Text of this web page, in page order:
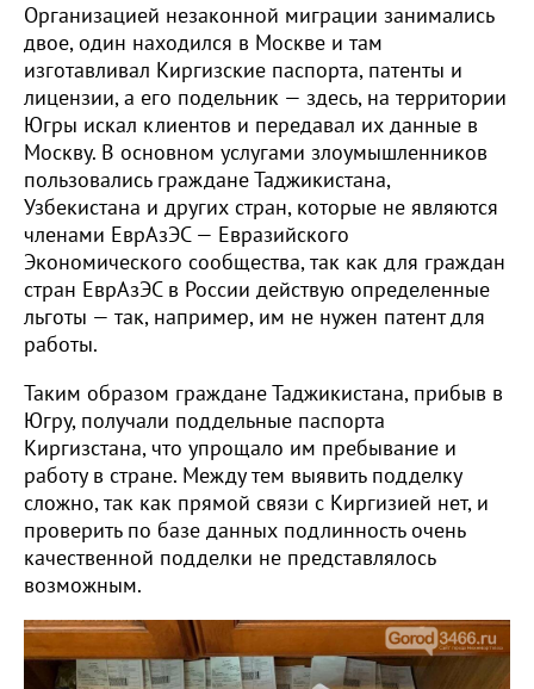
Организацией незаконной миграции занимались
двое, один находился в Москве и там
изготавливал Киргизские паспорта, патенты и
лицензии, а его подельник — здесь, на территории
Югры искал клиентов и передавал их данные в
Москву. В основном услугами злоумышленников
пользовались граждане Таджикистана,
Узбекистана и других стран, которые не являются
членами ЕврАзЭС — Евразийского
Экономического сообщества, так как для граждан
стран ЕврАзЭС в России действую определенные
льготы — так, например, им не нужен патент для
работы.
Таким образом граждане Таджикистана, прибыв в
Югру, получали поддельные паспорта
Киргизстана, что упрощало им пребывание и
работу в стране. Между тем выявить подделку
сложно, так как прямой связи с Киргизией нет, и
проверить по базе данных подлинность очень
качественной подделки не представлялось
возможным.